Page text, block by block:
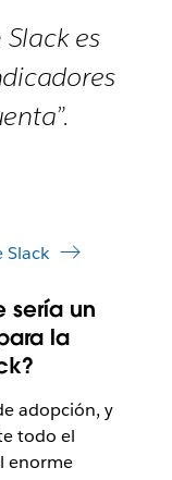
es
sería un
la
adopción, y
todo el
enorme